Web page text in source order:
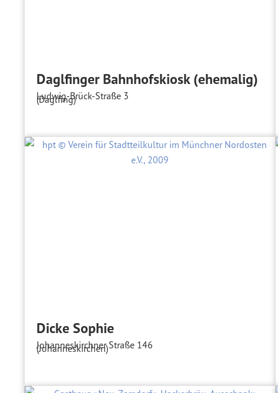
Daglfinger Bahnhofskiosk (ehemalig)
Ludwig-Brück-Straße 3
(Daglfing)
Dicke Sophie
Johanneskirchner Straße 146
(Johanneskirchen)